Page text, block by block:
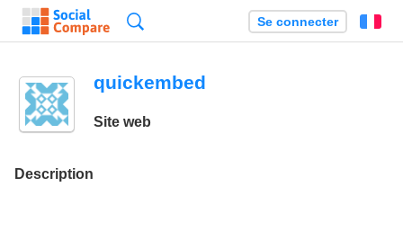
Se connecter
quickembed
Site web
Description